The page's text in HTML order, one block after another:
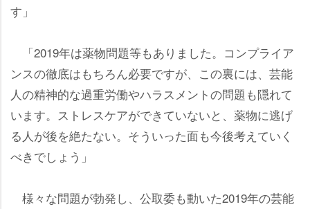
す」
「2019年は薬物問題等もありました。コンプライア
ンスの徹底はもちろん必要ですが、この裏には、芸能
人の精神的な過重労働やハラスメントの問題も隠れて
います。ストレスケアができていないと、薬物に逃げ
る人が後を絶たない。そういった面も今後考えていく
べきでしょう」
様々な問題が勃発し、公取委も動いた2019年の芸能